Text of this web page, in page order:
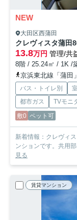
NEW
大田区西蒲田
クレヴィスタ蒲田
13.8万円 管理/共
8階 / 25.24㎡ / 1K /
京浜東北線「蒲田
バス・トイレ別
都市ガス
TVモニ
敷0 ペット可
新着情報：クレヴィ
ンションです。共用
見る
賃貸マンション